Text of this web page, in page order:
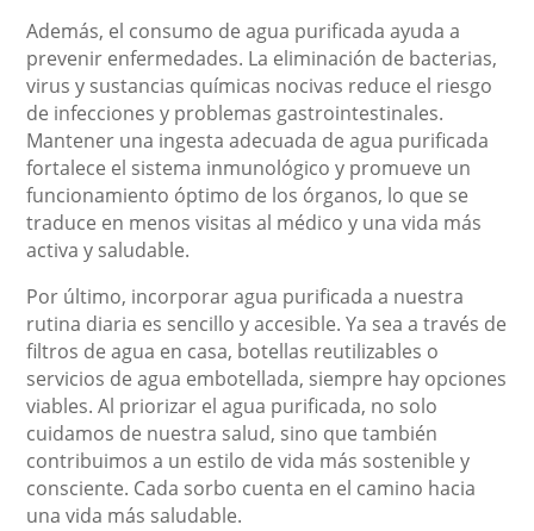
Además, el consumo de agua purificada ayuda a
prevenir enfermedades. La eliminación de bacterias,
virus y sustancias químicas nocivas reduce el riesgo
de infecciones y problemas gastrointestinales.
Mantener una ingesta adecuada de agua purificada
fortalece el sistema inmunológico y promueve un
funcionamiento óptimo de los órganos, lo que se
traduce en menos visitas al médico y una vida más
activa y saludable.
Por último, incorporar agua purificada a nuestra
rutina diaria es sencillo y accesible. Ya sea a través de
filtros de agua en casa, botellas reutilizables o
servicios de agua embotellada, siempre hay opciones
viables. Al priorizar el agua purificada, no solo
cuidamos de nuestra salud, sino que también
contribuimos a un estilo de vida más sostenible y
consciente. Cada sorbo cuenta en el camino hacia
una vida más saludable.